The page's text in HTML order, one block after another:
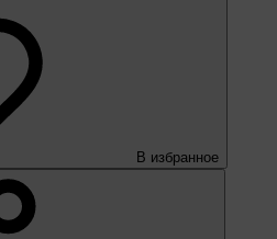
В избранное